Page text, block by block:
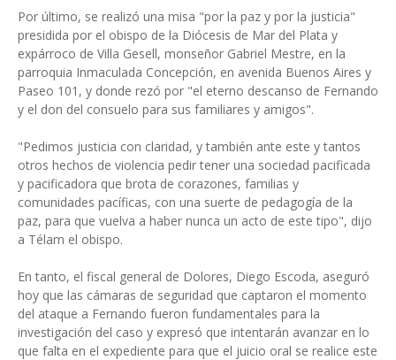
Por último, se realizó una misa "por la paz y por la justicia"
presidida por el obispo de la Diócesis de Mar del Plata y
expárroco de Villa Gesell, monseñor Gabriel Mestre, en la
parroquia Inmaculada Concepción, en avenida Buenos Aires y
Paseo 101, y donde rezó por "el eterno descanso de Fernando
y el don del consuelo para sus familiares y amigos".
"Pedimos justicia con claridad, y también ante este y tantos
otros hechos de violencia pedir tener una sociedad pacificada
y pacificadora que brota de corazones, familias y
comunidades pacíficas, con una suerte de pedagogía de la
paz, para que vuelva a haber nunca un acto de este tipo", dijo
a Télam el obispo.
En tanto, el fiscal general de Dolores, Diego Escoda, aseguró
hoy que las cámaras de seguridad que captaron el momento
del ataque a Fernando fueron fundamentales para la
investigación del caso y expresó que intentarán avanzar en lo
que falta en el expediente para que el juicio oral se realice este